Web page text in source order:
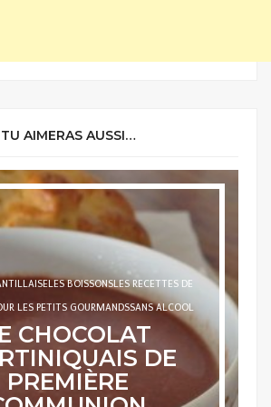
TU AIMERAS AUSSI…
LES BOISSONSLES DOUCEURSSANS
ALCOOL
DE MELON À LA